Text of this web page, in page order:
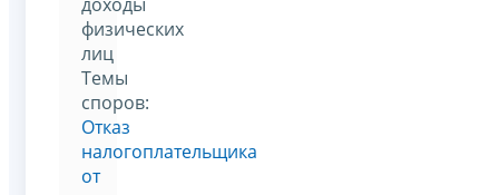
физических
лиц
Темы
споров:
Отказ
налогоплательщика
от